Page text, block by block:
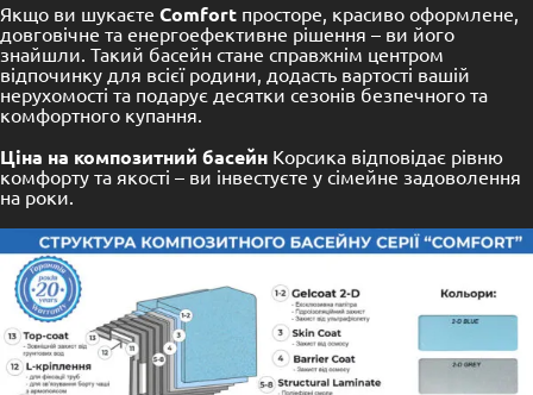
Якщо ви шукаєте Comfort просторе, красиво оформлене,
довговічне та енергоефективне рішення – ви його
знайшли. Такий басейн стане справжнім центром
відпочинку для всієї родини, додасть вартості вашій
нерухомості та подарує десятки сезонів безпечного та
комфортного купання.
Ціна на композитний басейн Корсика відповідає рівню
комфорту та якості – ви інвестуєте у сімейне задоволення
на роки.